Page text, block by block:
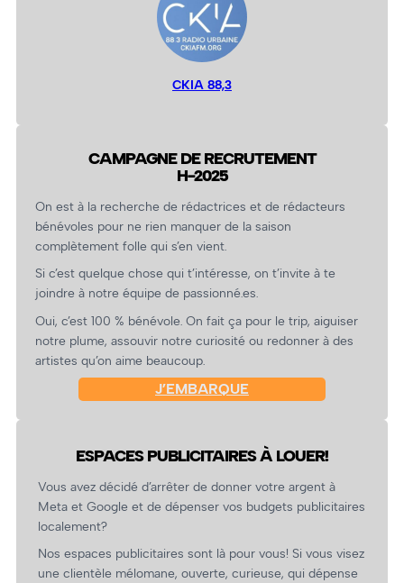
CKIA 88,3
CAMPAGNE DE RECRUTEMENT
H-2025
On est à la recherche de rédactrices et de rédacteurs
bénévoles pour ne rien manquer de la saison
complètement folle qui s’en vient.
Si c’est quelque chose qui t’intéresse, on t’invite à te
joindre à notre équipe de passionné.es.
Oui, c’est 100 % bénévole. On fait ça pour le trip, aiguiser
notre plume, assouvir notre curiosité ou redonner à des
artistes qu’on aime beaucoup.
J’EMBARQUE
ESPACES PUBLICITAIRES À LOUER!
Vous avez décidé d’arrêter de donner votre argent à
Meta et Google et de dépenser vos budgets publicitaires
localement?
Nos espaces publicitaires sont là pour vous! Si vous visez
une clientèle mélomane, ouverte, curieuse, qui dépense